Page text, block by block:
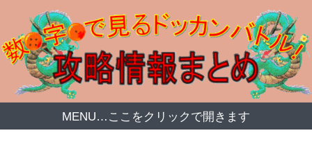
MENU…ここをクリックで開きます